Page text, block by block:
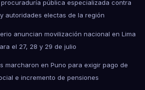
pública especializada contra
autoridades electas de la región
anuncian movilización nacional en Lima
el 27, 28 y 29 de julio
marcharon en Puno para exigir pago de
e incremento de pensiones